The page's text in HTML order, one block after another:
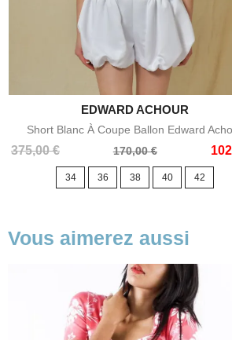
Aperçu rapide
EDWARD ACHOUR
Short Blanc À Coupe Ballon Edward
375,00 €
Prix
170,00 €
Prix
34 36 38 40 42
Vous aimerez aussi